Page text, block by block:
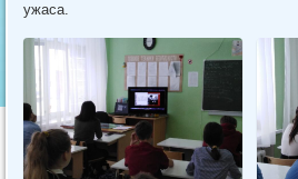
ужаса.